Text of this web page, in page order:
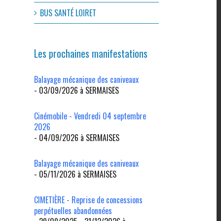
BUS SANTÉ LOIRET
Les prochaines manifestations
Balayage mécanique des caniveaux
- 03/09/2026 à SERMAISES
Cinémobile - Vendredi 04 septembre
2026
- 04/09/2026 à SERMAISES
Balayage mécanique des caniveaux
- 05/11/2026 à SERMAISES
CIMETIÈRE - Reprise de concessions
perpétuelles abandonnées